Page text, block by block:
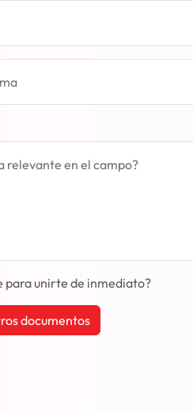
relevante en el campo?
para unirte de inmediato?
documentos